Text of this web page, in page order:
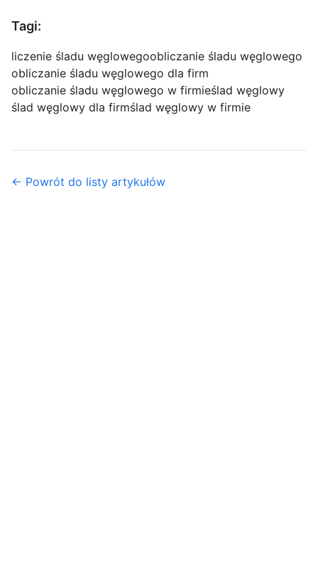
Tagi:
liczenie śladu węglowegoobliczanie śladu węglowego
obliczanie śladu węglowego dla firm
obliczanie śladu węglowego w firmieślad węglowy
ślad węglowy dla firmślad węglowy w firmie
← Powrót do listy artykułów